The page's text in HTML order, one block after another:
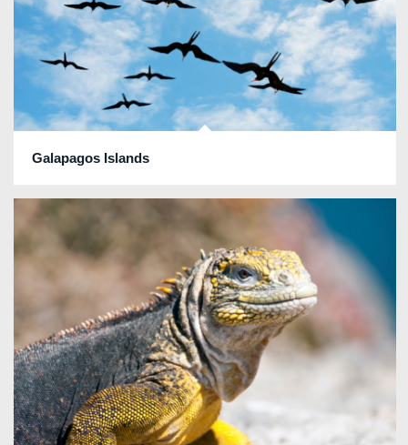
Galapagos Islands